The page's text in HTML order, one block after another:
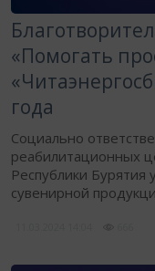
«Помогать
года
Социально
реабилитационных
Республики Бурятия
сувенирной